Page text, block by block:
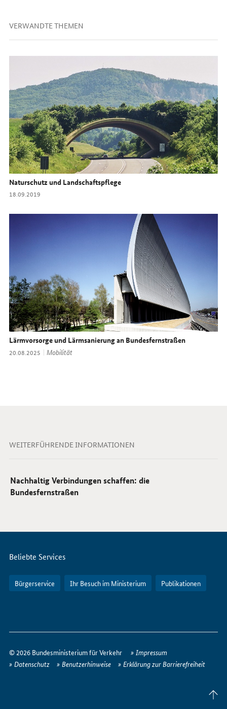
VERWANDTE THEMEN
Naturschutz und Landschaftspflege
Datum:
18.09.2019
Lärmvorsorge und Lärmsanierung an Bundesfernstraßen
Datum:
20.08.2025 Thema:
Mobilität
WEITERFÜHRENDE INFORMATIONEN
Nachhaltig Verbindungen schaffen: die
Bundesfernstraßen
Servicemenü
Beliebte Services
Bürgerservice Ihr Besuch im Ministerium Publikationen
erreichen
Sie
© 2026 Bundesministerium für Verkehr
Impressum
Datenschutz
Benutzerhinweise Erklärung zur Barrierefreiheit